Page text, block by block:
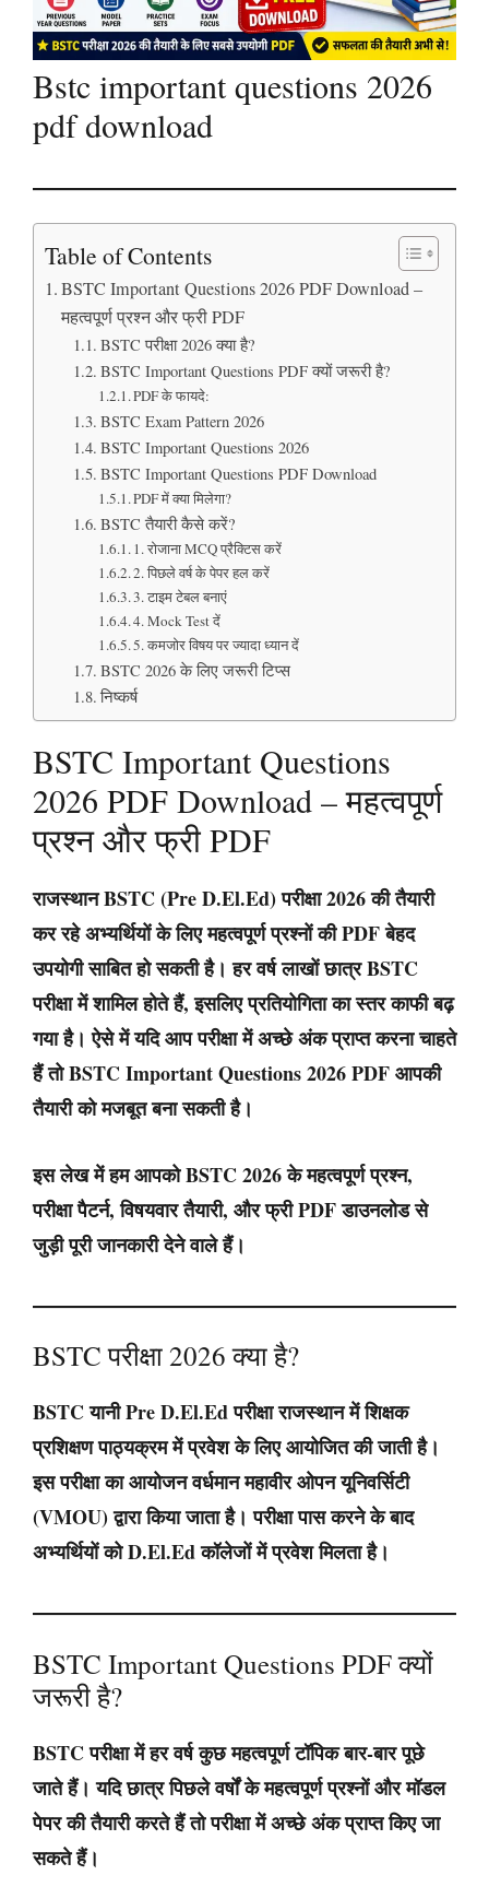
Bstc important questions 2026
pdf download
Table of Contents
BSTC Important Questions 2026 PDF Download –
महत्वपूर्ण प्रश्न और फ्री PDF
BSTC परीक्षा 2026 क्या है?
BSTC Important Questions PDF क्यों जरूरी है?
PDF के फायदे:
BSTC Exam Pattern 2026
BSTC Important Questions 2026
BSTC Important Questions PDF Download
PDF में क्या मिलेगा?
BSTC तैयारी कैसे करें?
1. रोजाना MCQ प्रैक्टिस करें
2. पिछले वर्ष के पेपर हल करें
3. टाइम टेबल बनाएं
4. Mock Test दें
5. कमजोर विषय पर ज्यादा ध्यान दें
BSTC 2026 के लिए जरूरी टिप्स
निष्कर्ष
BSTC Important Questions
2026 PDF Download – महत्वपूर्ण
प्रश्न और फ्री PDF
राजस्थान BSTC (Pre D.El.Ed) परीक्षा 2026 की तैयारी
कर रहे अभ्यर्थियों के लिए महत्वपूर्ण प्रश्नों की PDF बेहद
उपयोगी साबित हो सकती है। हर वर्ष लाखों छात्र BSTC
परीक्षा में शामिल होते हैं, इसलिए प्रतियोगिता का स्तर काफी बढ़
गया है। ऐसे में यदि आप परीक्षा में अच्छे अंक प्राप्त करना चाहते
हैं तो BSTC Important Questions 2026 PDF आपकी
तैयारी को मजबूत बना सकती है।
इस लेख में हम आपको BSTC 2026 के महत्वपूर्ण प्रश्न,
परीक्षा पैटर्न, विषयवार तैयारी, और फ्री PDF डाउनलोड से
जुड़ी पूरी जानकारी देने वाले हैं।
BSTC परीक्षा 2026 क्या है?
BSTC यानी Pre D.El.Ed परीक्षा राजस्थान में शिक्षक
प्रशिक्षण पाठ्यक्रम में प्रवेश के लिए आयोजित की जाती है।
इस परीक्षा का आयोजन वर्धमान महावीर ओपन यूनिवर्सिटी
(VMOU) द्वारा किया जाता है। परीक्षा पास करने के बाद
अभ्यर्थियों को D.El.Ed कॉलेजों में प्रवेश मिलता है।
BSTC Important Questions PDF क्यों
जरूरी है?
BSTC परीक्षा में हर वर्ष कुछ महत्वपूर्ण टॉपिक बार-बार पूछे
जाते हैं। यदि छात्र पिछले वर्षों के महत्वपूर्ण प्रश्नों और मॉडल
पेपर की तैयारी करते हैं तो परीक्षा में अच्छे अंक प्राप्त किए जा
सकते हैं।